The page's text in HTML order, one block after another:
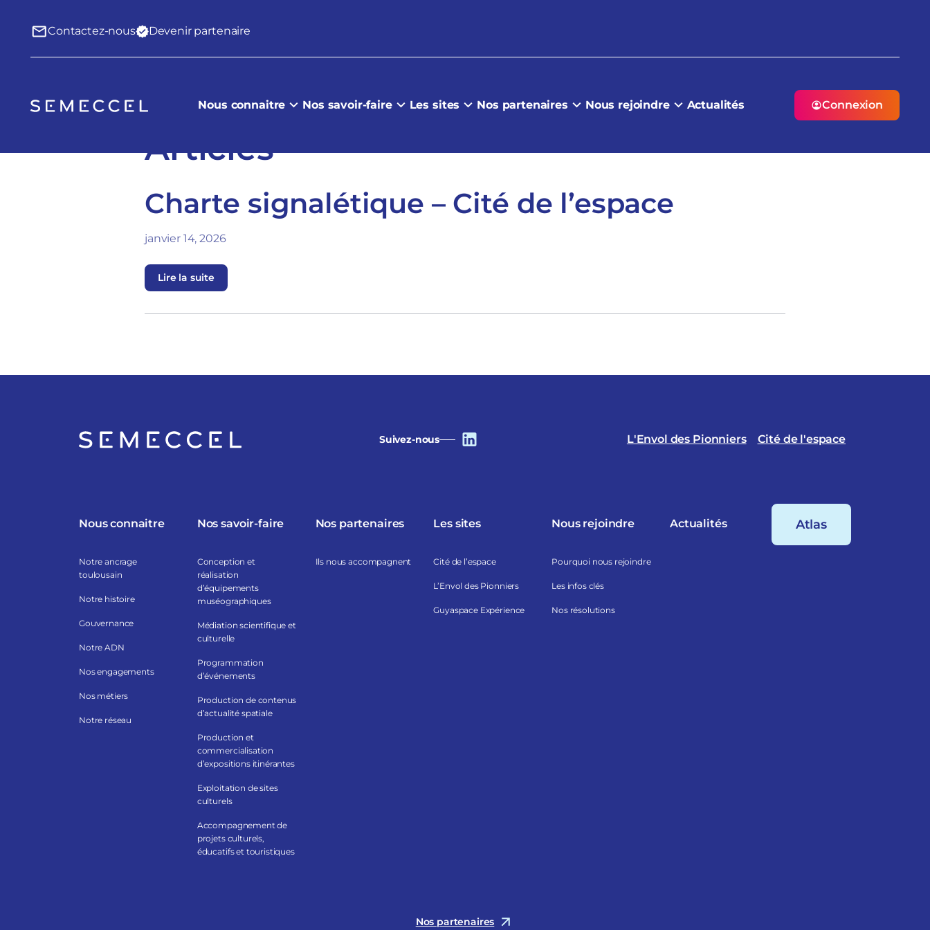
Contactez-nous Devenir partenaire
Nous connaitre Nos savoir-faire Les sites Nos partenaires Nous rejoindre Actualités Connexion
Articles
Charte signalétique – Cité de l’espace
janvier 14, 2026
Lire la suite
Suivez-nous L'Envol des Pionniers Cité de l'espace
Nous connaitre
Notre ancrage
toulousain
Notre histoire
Gouvernance
Notre ADN
Nos engagements
Nos métiers
Notre réseau
Nos savoir-faire
Conception et
réalisation
d’équipements
muséographiques
Médiation scientifique et
culturelle
Programmation
d’événements
Production de contenus
d’actualité spatiale
Production et
commercialisation
d’expositions itinérantes
Exploitation de sites
culturels
Accompagnement de
projets culturels,
éducatifs et touristiques
Nos partenaires
Ils nous accompagnent
Les sites
Cité de l’espace
L’Envol des Pionniers
Guyaspace Expérience
Nous rejoindre
Pourquoi nous rejoindre
Les infos clés
Nos résolutions
Actualités Atlas
Nos partenaires